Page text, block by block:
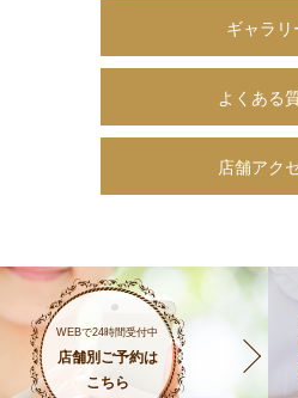
ギャラリ
よくある
店舗アク
WEBで24時間受付中
店舗別ご予約は
こちら